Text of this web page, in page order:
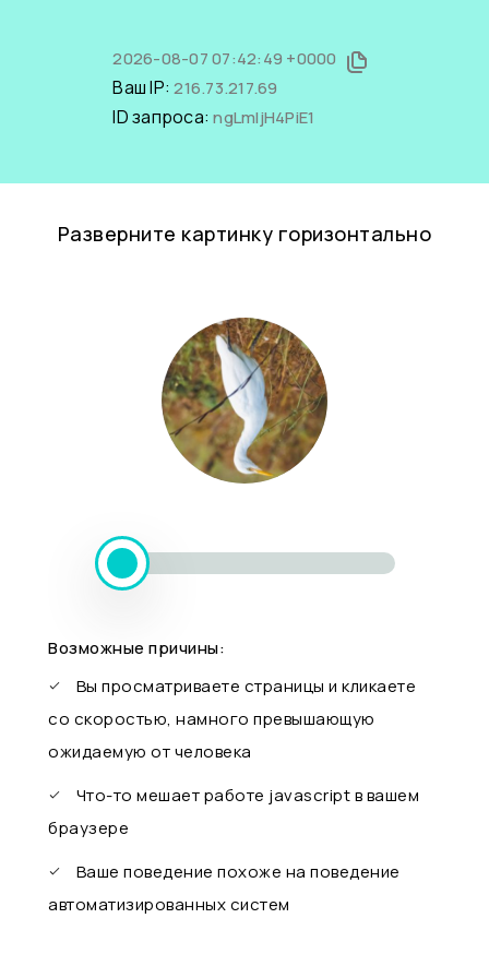
2026-08-07 07:42:49 +0000
Ваш IP:216.73.217.69
ID запроса:ngLmljH4PiE1
Разверните картинку горизонтально
Возможные причины:
Вы просматриваете страницы и кликаете
со скоростью, намного превышающую
ожидаемую от человека
Что-то мешает работе javascript в вашем
браузере
Ваше поведение похоже на поведение
автоматизированных систем